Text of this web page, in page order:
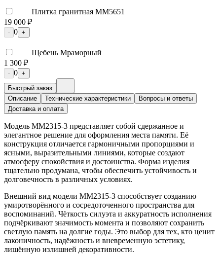
Плитка гранитная ММ5651
19 000 ₽
- 0 +
Щебень Мраморный
1 300 ₽
- 0 +
Быстрый заказ
Описание
Технические характеристики
Вопросы и ответы
Доставка и оплата
Модель ММ2315-3 представляет собой сдержанное и
элегантное решение для оформления места памяти. Её
конструкция отличается гармоничными пропорциями и
ясными, выразительными линиями, которые создают
атмосферу спокойствия и достоинства. Форма изделия
тщательно продумана, чтобы обеспечить устойчивость и
долговечность в различных условиях.
Внешний вид модели ММ2315-3 способствует созданию
умиротворённого и сосредоточенного пространства для
воспоминаний. Чёткость силуэта и аккуратность исполнения
подчёркивают значимость момента и позволяют сохранить
светлую память на долгие годы. Это выбор для тех, кто ценит
лаконичность, надёжность и вневременную эстетику,
лишённую излишней декоративности.